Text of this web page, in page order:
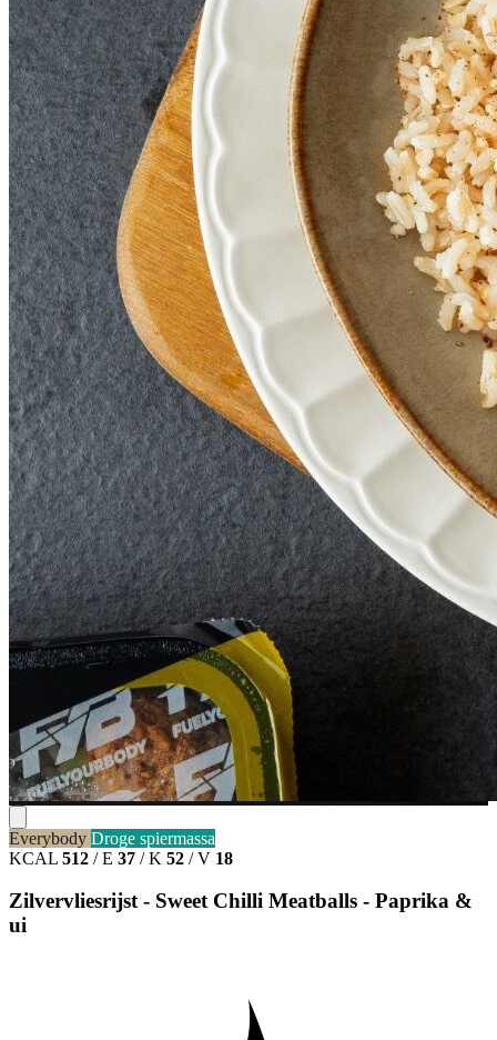
Everybody Droge spiermassa
KCAL 512 / E 37 / K 52 / V 18
Zilvervliesrijst - Sweet Chilli Meatballs - Paprika &
ui